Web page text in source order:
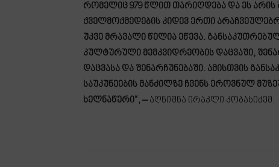
რომელიც 979 წლით თარიღდება და ეს არის
ქველმოქმედების კიდევ ერთი
უკვე მრავალი წელია ეწევა.
კულტურული მემკვიდრეობის დაცვაში,
დაცვასა და შენარჩუნებაში. ამისთვის
საუკუნეების მანძილზე ჩვენს ეროვნულ
ხელნაწერი“, –აღნიშნა ირაკლი კობახიძემ.